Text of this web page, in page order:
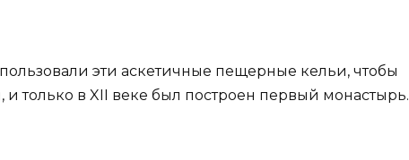
эти аскетичные пещерные кельи, чтобы
и только в XII веке был построен первый монастырь.